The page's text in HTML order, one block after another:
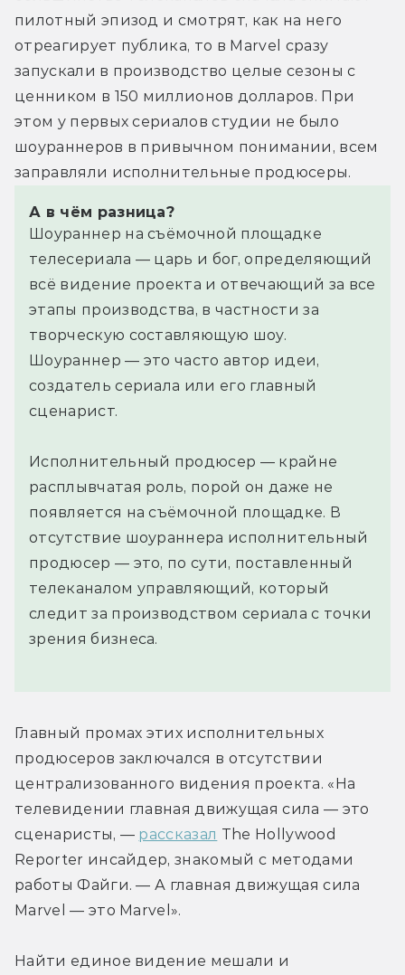
пилотный эпизод и смотрят, как на него
отреагирует публика, то в Marvel сразу
запускали в производство целые сезоны с
ценником в 150 миллионов долларов. При
этом у первых сериалов студии не было
шоураннеров в привычном понимании, всем
заправляли исполнительные продюсеры.
А в чём разница?
Шоураннер на съёмочной площадке
телесериала — царь и бог, определяющий
всё видение проекта и отвечающий за все
этапы производства, в частности за
творческую составляющую шоу.
Шоураннер — это часто автор идеи,
создатель сериала или его главный
сценарист.
Исполнительный продюсер — крайне
расплывчатая роль, порой он даже не
появляется на съёмочной площадке. В
отсутствие шоураннера исполнительный
продюсер — это, по сути, поставленный
телеканалом управляющий, который
следит за производством сериала с точки
зрения бизнеса.
Главный промах этих исполнительных
продюсеров заключался в отсутствии
централизованного видения проекта. «На
телевидении главная движущая сила — это
сценаристы, — рассказал The Hollywood
Reporter инсайдер, знакомый с методами
работы Файги. — А главная движущая сила
Marvel — это Marvel».
Найти единое видение мешали и